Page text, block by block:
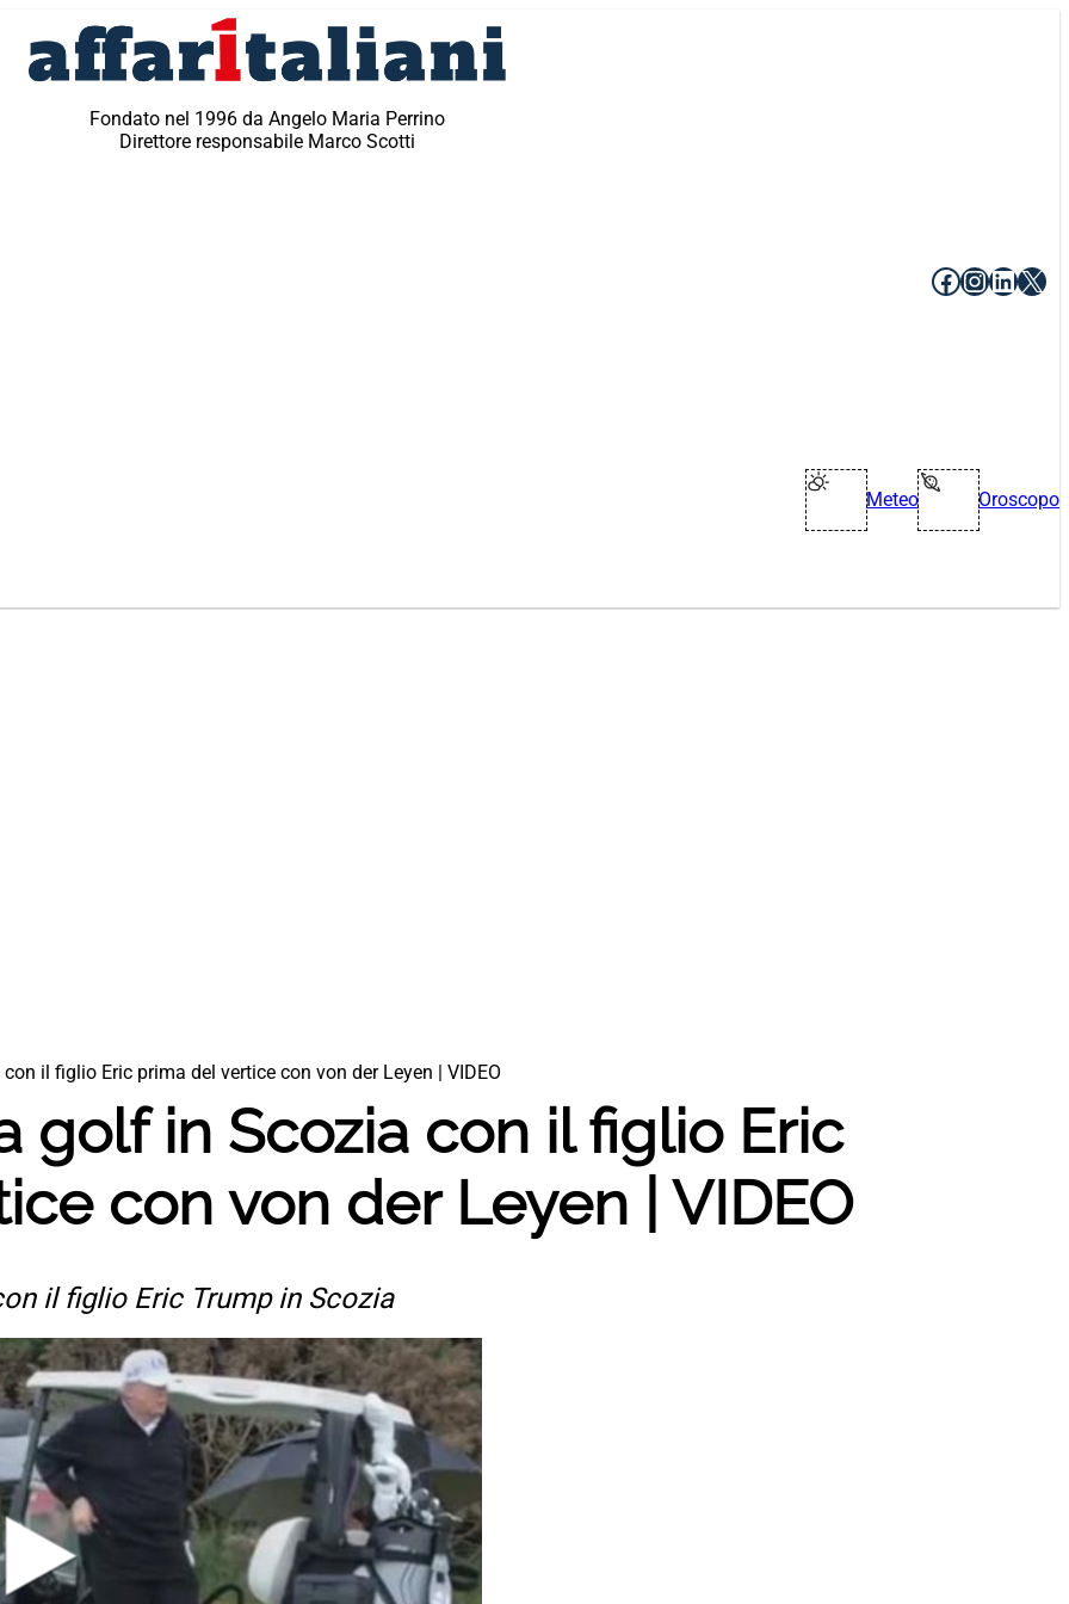
Fondato nel 1996 da Angelo Maria Perrino
Direttore responsabile Marco Scotti
Facebook
X
Meteo Oroscopo
il figlio Eric prima del vertice con von der Leyen | VIDEO
golf in Scozia con il figlio Eric
con von der Leyen | VIDEO
il figlio Eric Trump in Scozia